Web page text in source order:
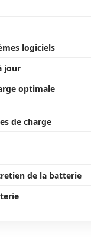
logiciels
jour
optimale
de charge
de la batterie